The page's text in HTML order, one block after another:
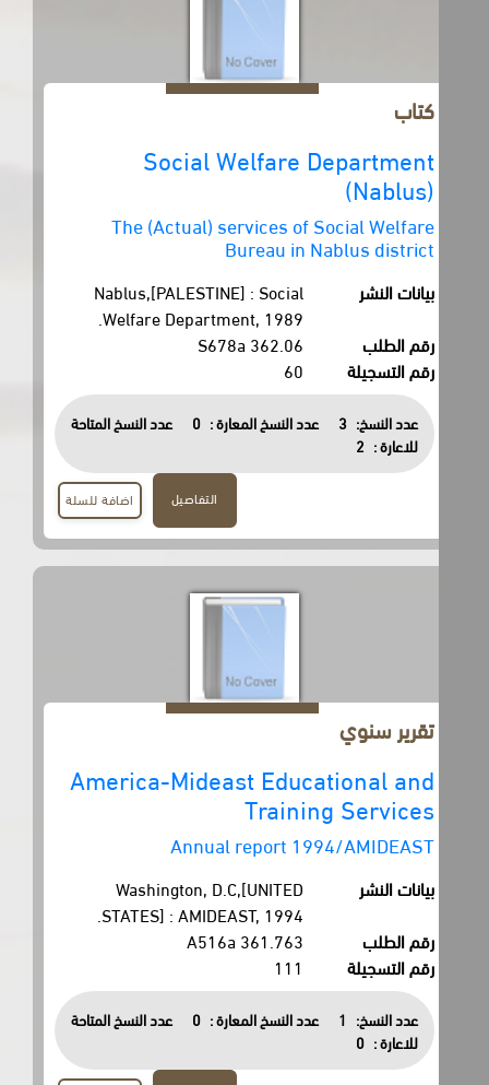
Social Welfare Department
(Nablus)
The (Actual) services of Social Welfare
Bureau in Nablus district
بيانات النشر
Nablus,[PALESTINE] : Social
Welfare Department, 1989.
رقم الطلب
362.06 S678a
رقم التسجيلة
60
عدد النسخ: 3 عدد النسخ المعارة : 0
عدد النسخ المتاحة
للاعارة :
2
اضافة للسلة
تقرير سنوي
America-Mideast Educational and
Training Services
Annual report 1994/AMIDEAST
بيانات النشر
Washington, D.C,[UNITED
STATES] : AMIDEAST, 1994.
رقم الطلب
361.763 A516a
رقم التسجيلة
111
عدد النسخ: 1 عدد النسخ المعارة : 0
عدد النسخ المتاحة
للاعارة :
0